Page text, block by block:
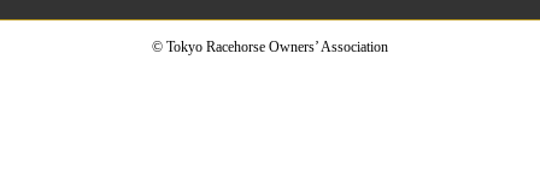
© Tokyo Racehorse Owners’ Association